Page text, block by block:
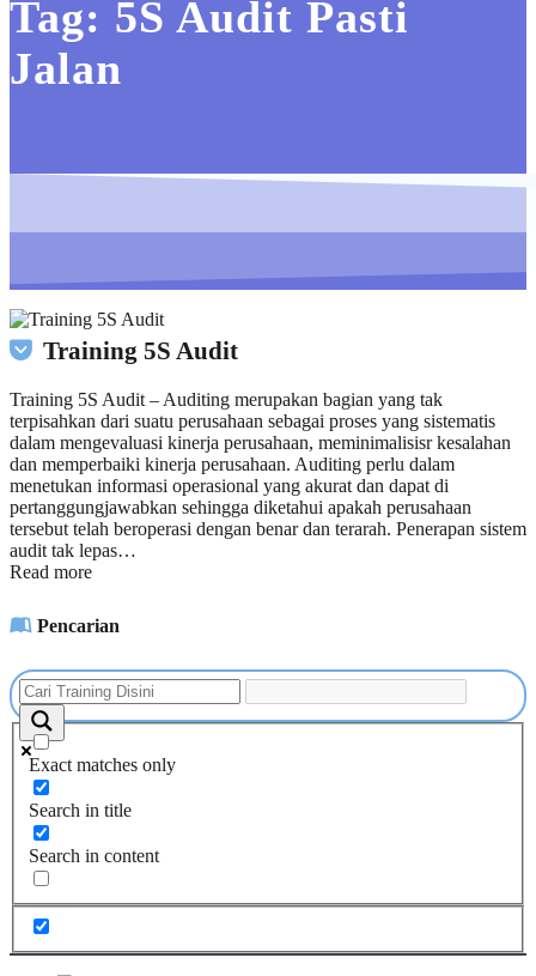
Tag: 5S Audit Pasti
Jalan
Training 5S Audit
Training 5S Audit – Auditing merupakan bagian yang tak
terpisahkan dari suatu perusahaan sebagai proses yang sistematis
dalam mengevaluasi kinerja perusahaan, meminimalisisr kesalahan
dan memperbaiki kinerja perusahaan. Auditing perlu dalam
menetukan informasi operasional yang akurat dan dapat di
pertanggungjawabkan sehingga diketahui apakah perusahaan
tersebut telah beroperasi dengan benar dan terarah. Penerapan sistem
audit tak lepas…
Read more
Pencarian
Exact matches only
Search in title
Search in content